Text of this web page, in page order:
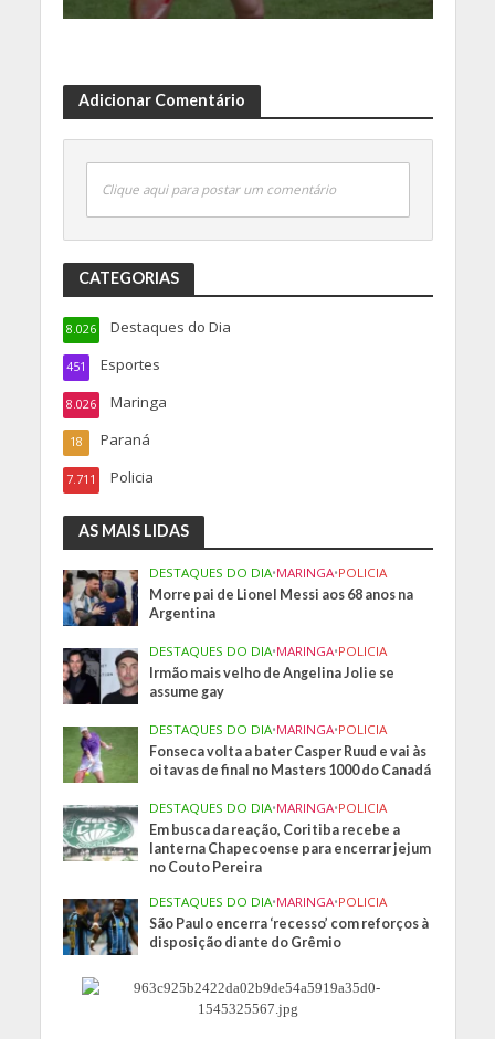
Adicionar Comentário
Clique aqui para postar um comentário
CATEGORIAS
Destaques do Dia
8.026
Esportes
451
Maringa
8.026
Paraná
18
Policia
7.711
AS MAIS LIDAS
DESTAQUES DO DIA•MARINGA•POLICIA
Morre pai de Lionel Messi aos 68 anos na
Argentina
DESTAQUES DO DIA•MARINGA•POLICIA
Irmão mais velho de Angelina Jolie se
assume gay
DESTAQUES DO DIA•MARINGA•POLICIA
Fonseca volta a bater Casper Ruud e vai às
oitavas de final no Masters 1000 do Canadá
DESTAQUES DO DIA•MARINGA•POLICIA
Em busca da reação, Coritiba recebe a
lanterna Chapecoense para encerrar jejum
no Couto Pereira
DESTAQUES DO DIA•MARINGA•POLICIA
São Paulo encerra ‘recesso’ com reforços à
disposição diante do Grêmio